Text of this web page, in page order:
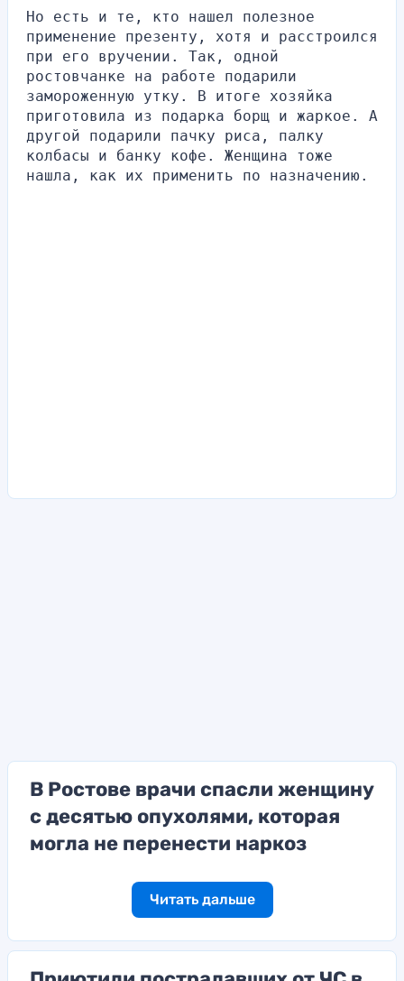
Но есть и те, кто нашел полезное
применение презенту, хотя и расстроился
при его вручении. Так, одной
ростовчанке на работе подарили
замороженную утку. В итоге хозяйка
приготовила из подарка борщ и жаркое. А
другой подарили пачку риса, палку
колбасы и банку кофе. Женщина тоже
нашла, как их применить по назначению.
В Ростове врачи спасли женщину
с десятью опухолями, которая
могла не перенести наркоз
Читать дальше